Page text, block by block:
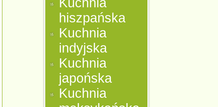
Kuchnia
hiszpańska
Kuchnia
indyjska
Kuchnia
japońska
Kuchnia